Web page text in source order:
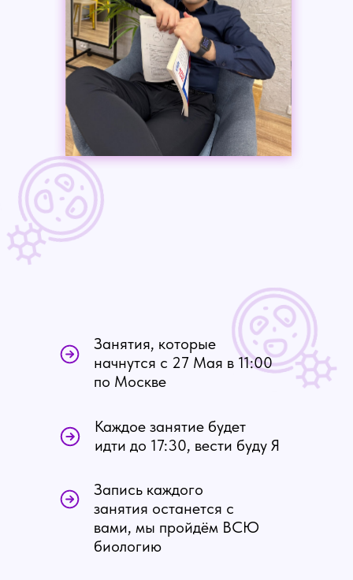
Запись каждого
занятия останется с
вами, мы пройдём ВСЮ
биологию
Каждое занятие будет
идти до 17:30, вести буду Я
Занятия, которые
начнутся с 27 Мая в 11:00
по Москве